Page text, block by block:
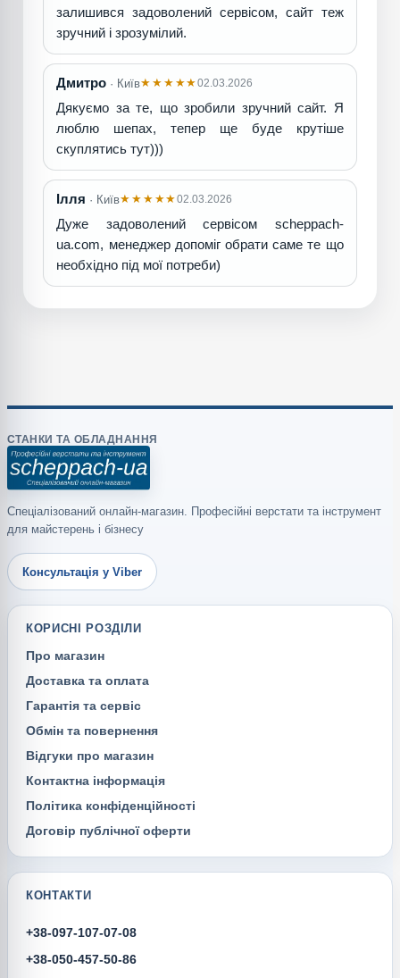
залишився задоволений сервісом, сайт теж
зручний і зрозумілий.
Дмитро · Київ★★★★★02.03.2026
Дякуємо за те, що зробили зручний сайт. Я
люблю шепах, тепер ще буде крутіше
скуплятись тут)))
Ілля · Київ★★★★★02.03.2026
Дуже задоволений сервісом scheppach-
ua.com, менеджер допоміг обрати саме те що
необхідно під мої потреби)
СТАНКИ ТА ОБЛАДНАННЯ
Спеціалізований онлайн-магазин. Професійні верстати та інструмент
для майстерень і бізнесу
Консультація у Viber
КОРИСНІ РОЗДІЛИ
Про магазин
Доставка та оплата
Гарантія та сервіс
Обмін та повернення
Відгуки про магазин
Контактна інформація
Політика конфіденційності
Договір публічної оферти
КОНТАКТИ
+38-097-107-07-08
+38-050-457-50-86